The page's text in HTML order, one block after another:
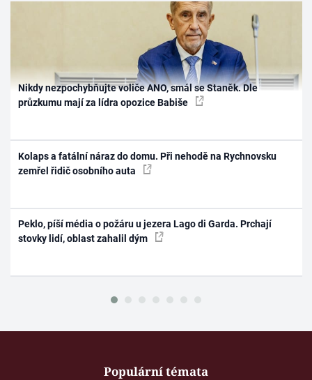
Nikdy nezpochybňujte voliče ANO, smál se Staněk. Dle
průzkumu mají za lídra opozice Babiše
Kolaps a fatální náraz do domu. Při nehodě na Rychnovsku
zemřel řidič osobního auta
Peklo, píší média o požáru u jezera Lago di Garda. Prchají
stovky lidí, oblast zahalil dým
Populární témata